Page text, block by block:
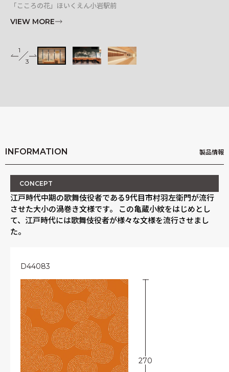
「こころの花」ほいくえん小岩駅前
VIEW MORE
1
2 3
INFORMATION 製品情報
CONCEPT
江戸時代中期の歌舞伎役者である9代目市村羽左衛門が流行
させた大小の渦巻き文様です。 この亀蔵小紋をはじめとし
て、江戸時代には歌舞伎役者が様々な文様を流行させまし
た。
D44083
270